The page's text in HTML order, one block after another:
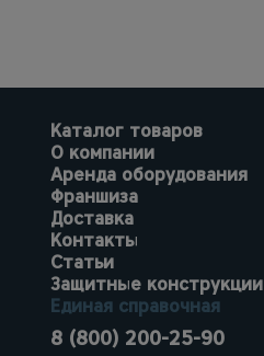
Каталог товаров
О компании
Аренда оборудования
Франшиза
Доставка
Контакты
Статьи
Защитные конструкции
Единая справочная
8 (800) 200-25-90